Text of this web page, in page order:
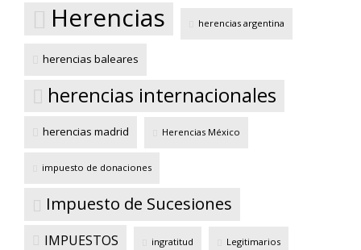
Herencias herencias argentina
herencias baleares
herencias internacionales
herencias madrid Herencias México
impuesto de donaciones
Impuesto de Sucesiones
IMPUESTOS ingratitud Legitimarios